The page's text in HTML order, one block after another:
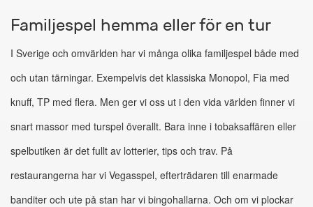
Familjespel hemma eller för en tur
I Sverige och omvärlden har vi många olika familjespel både med
och utan tärningar. Exempelvis det klassiska Monopol, Fia med
knuff, TP med flera. Men ger vi oss ut i den vida världen finner vi
snart massor med turspel överallt. Bara inne i tobaksaffären eller
spelbutiken är det fullt av lotterier, tips och trav. På
restaurangerna har vi Vegasspel, efterträdaren till enarmade
banditer och ute på stan har vi bingohallarna. Och om vi plockar